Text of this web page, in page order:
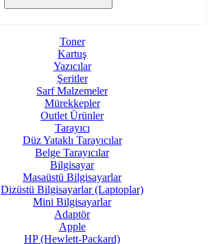
Toner
Kartuş
Yazıcılar
Şeritler
Sarf Malzemeler
Mürekkepler
Outlet Ürünler
Tarayıcı
Düz Yataklı Tarayıcılar
Belge Tarayıcılar
Bilgisayar
Masaüstü Bilgisayarlar
Dizüstü Bilgisayarlar (Laptoplar)
Mini Bilgisayarlar
Adaptör
Apple
HP (Hewlett-Packard)